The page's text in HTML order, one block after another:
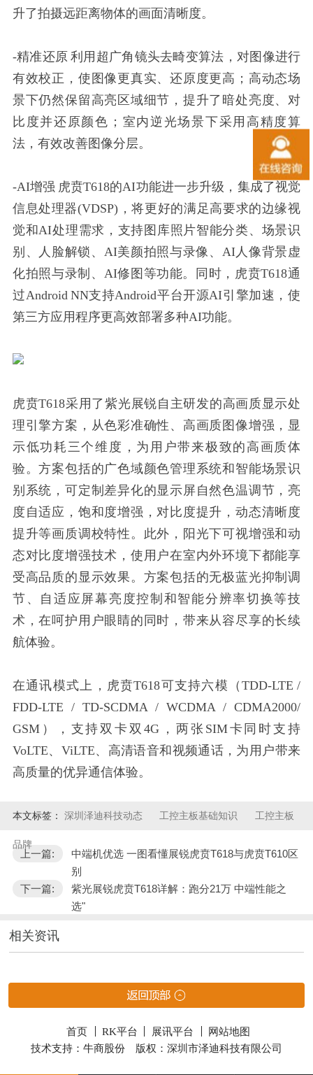
升了拍摄远距离物体的画面清晰度。
-精准还原 利用超广角镜头去畸变算法，对图像进行
有效校正，使图像更真实、还原度更高；高动态场
景下仍然保留高亮区域细节，提升了暗处亮度、对
比度并还原颜色；室内逆光场景下采用高精度算
法，有效改善图像分层。
-AI增强 虎贲T618的AI功能进一步升级，集成了视觉
信息处理器(VDSP)，将更好的满足高要求的边缘视
觉和AI处理需求，支持图库照片智能分类、场景识
别、人脸解锁、AI美颜拍照与录像、AI人像背景虚
化拍照与录制、AI修图等功能。同时，虎贲T618通
过Android NN支持Android平台开源AI引擎加速，使
第三方应用程序更高效部署多种AI功能。
虎贲T618采用了紫光展锐自主研发的高画质显示处
理引擎方案，从色彩准确性、高画质图像增强，显
示低功耗三个维度，为用户带来极致的高画质体
验。方案包括的广色域颜色管理系统和智能场景识
别系统，可定制差异化的显示屏自然色温调节，亮
度自适应，饱和度增强，对比度提升，动态清晰度
提升等画质调校特性。此外，阳光下可视增强和动
态对比度增强技术，使用户在室内外环境下都能享
受高品质的显示效果。方案包括的无极蓝光抑制调
节、自适应屏幕亮度控制和智能分辨率切换等技
术，在呵护用户眼睛的同时，带来从容尽享的长续
航体验。
在通讯模式上，虎贲T618可支持六模（TDD-LTE /
FDD-LTE / TD-SCDMA / WCDMA / CDMA2000/
GSM），支持双卡双4G，两张SIM卡同时支持
VoLTE、ViLTE、高清语音和视频通话，为用户带来
高质量的优异通信体验。
本文标签： 深圳泽迪科技动态 工控主板基础知识 工控主板
品牌
上一篇:
中端机优选 一图看懂展锐虎贲T618与虎贲T610区
别
下一篇:
紫光展锐虎贲T618详解：跑分21万 中端性能之
选"
相关资讯
首页 RK平台 展讯平台
网站地图
技术支持：牛商股份
版权：深圳市泽迪科技有限公司